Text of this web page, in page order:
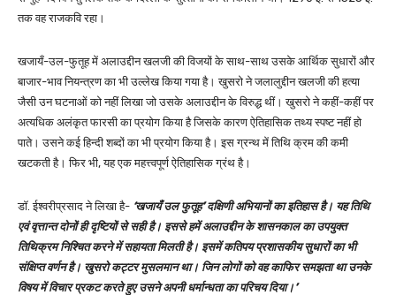
तक वह राजकवि रहा।
खजायँ-उल-फुतूह में अलाउद्दीन खलजी की विजयों के साथ-साथ उसके आर्थिक सुधारों और
बाजार-भाव नियन्त्रण का भी उल्लेख किया गया है। खुसरो ने जलालुद्दीन खलजी की हत्या
जैसी उन घटनाओं को नहीं लिखा जो उसके अलाउद्दीन के विरुद्ध थीं। खुसरो ने कहीं-कहीं पर
अत्यधिक अलंकृत फारसी का प्रयोग किया है जिसके कारण ऐतिहासिक तथ्य स्पष्ट नहीं हो
पाते। उसने कई हिन्दी शब्दों का भी प्रयोग किया है। इस ग्रन्थ में तिथि क्रम की कमी
खटकती है। फिर भी, यह एक महत्त्वपूर्ण ऐतिहासिक ग्रंथ है।
डॉ. ईश्वरीप्रसाद ने लिखा है- ‘खजायँ उल फुतूह’ दक्षिणी अभियानों का इतिहास है। यह तिथि
एवं वृत्तान्त दोनों ही दृष्टियों से सही है। इससे हमें अलाउद्दीन के शासनकाल का उपयुक्त
तिथिक्रम निश्चित करने में सहायता मिलती है। इसमें कतिपय प्रशासकीय सुधारों का भी
संक्षिप्त वर्णन है। खुसरो कट्टर मुसलमान था। जिन लोगों को वह काफिर समझता था उनके
विषय में विचार प्रकट करते हुए उसने अपनी धर्मान्धता का परिचय दिया।’